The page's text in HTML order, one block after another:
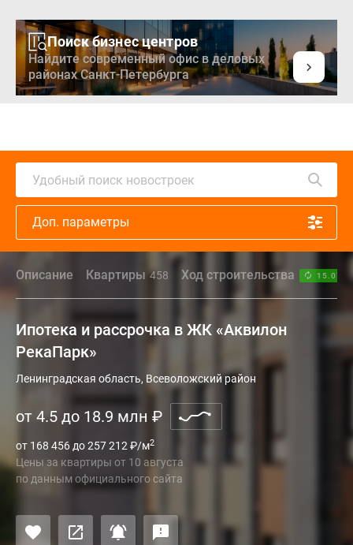
Поиск бизнес центров
Найдите современный офис в деловых
районах Санкт-Петербурга
Удобный поиск новостроек
Доп. параметры
Описание Квартиры 458 Ход строительства
Ипотека и рассрочка в ЖК «Аквилон
РекаПарк»
Ленинградская область, Всеволожский район
от 4.5 до 18.9 млн ₽
от 168 456 до 257 212 ₽/м2
Цены за квартиры от 10 августа
по данным официального сайта